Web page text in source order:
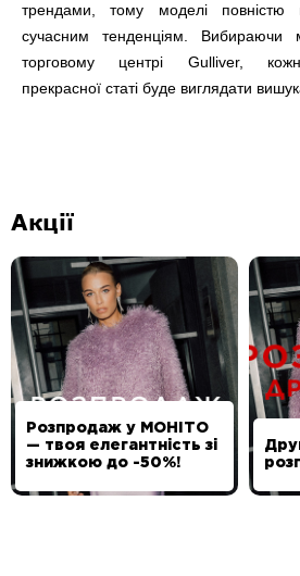
трендами, тому моделі повністю
сучасним тенденціям. Вибираючи
торговому центрі Gulliver,
прекрасної статі буде виглядати
Акції
Розпродаж у MOHITO
— твоя елегантність зі
знижкою до -50%!